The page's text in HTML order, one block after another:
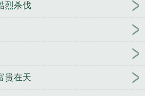
弱多病不想嫁豪门
功法被破掉，
为你撑
与鬼
烈杀伐
贵在天